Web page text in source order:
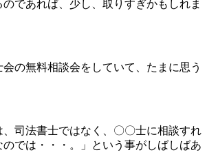
であれば、少し、取りすぎかもしれま
の無料相談会をしていて、たまに思う
、司法書士ではなく、〇〇士に相談すれ
では・・・。」という事がしばしばあ